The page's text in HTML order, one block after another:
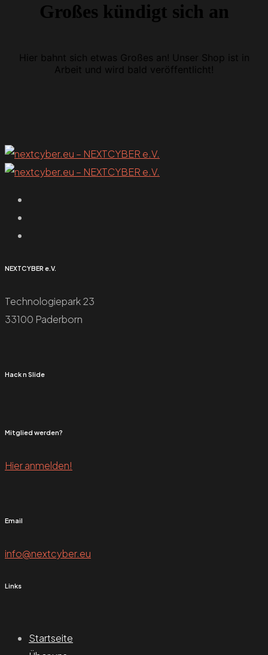
Großes kündigt sich an
Hier bahnt sich etwas Großes an! Unser Shop ist in
Arbeit und wird bald veröffentlicht!
NEXTCYBER e.V.
Technologiepark 23
33100 Paderborn
Hack n Slide
Mitglied werden?
Hier anmelden!
Email
info@nextcyber.eu
Links
Startseite